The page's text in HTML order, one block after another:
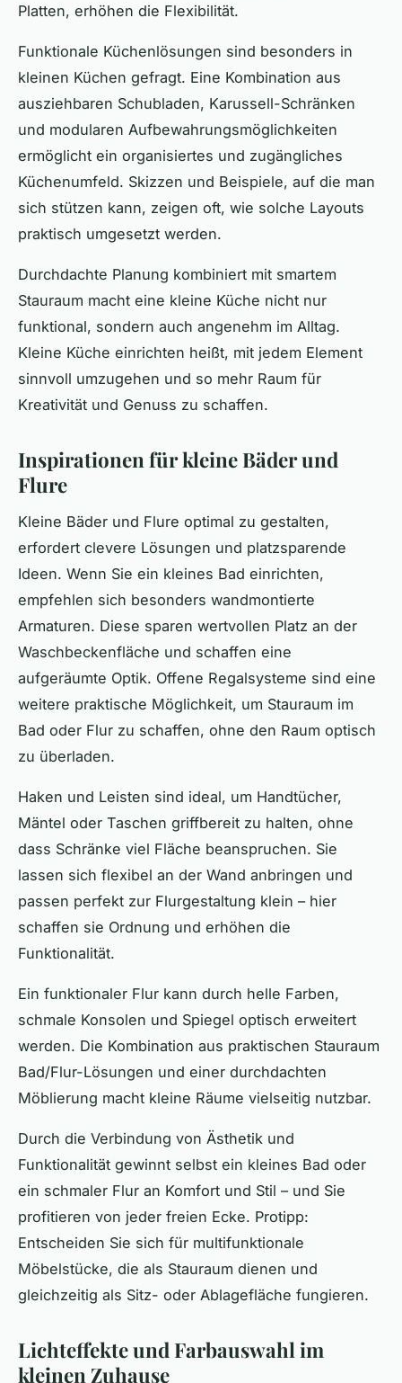
Platten, erhöhen die Flexibilität.
Funktionale Küchenlösungen sind besonders in
kleinen Küchen gefragt. Eine Kombination aus
ausziehbaren Schubladen, Karussell-Schränken
und modularen Aufbewahrungsmöglichkeiten
ermöglicht ein organisiertes und zugängliches
Küchenumfeld. Skizzen und Beispiele, auf die man
sich stützen kann, zeigen oft, wie solche Layouts
praktisch umgesetzt werden.
Durchdachte Planung kombiniert mit smartem
Stauraum macht eine kleine Küche nicht nur
funktional, sondern auch angenehm im Alltag.
Kleine Küche einrichten heißt, mit jedem Element
sinnvoll umzugehen und so mehr Raum für
Kreativität und Genuss zu schaffen.
Inspirationen für kleine Bäder und
Flure
Kleine Bäder und Flure optimal zu gestalten,
erfordert clevere Lösungen und platzsparende
Ideen. Wenn Sie ein kleines Bad einrichten,
empfehlen sich besonders wandmontierte
Armaturen. Diese sparen wertvollen Platz an der
Waschbeckenfläche und schaffen eine
aufgeräumte Optik. Offene Regalsysteme sind eine
weitere praktische Möglichkeit, um Stauraum im
Bad oder Flur zu schaffen, ohne den Raum optisch
zu überladen.
Haken und Leisten sind ideal, um Handtücher,
Mäntel oder Taschen griffbereit zu halten, ohne
dass Schränke viel Fläche beanspruchen. Sie
lassen sich flexibel an der Wand anbringen und
passen perfekt zur Flurgestaltung klein – hier
schaffen sie Ordnung und erhöhen die
Funktionalität.
Ein funktionaler Flur kann durch helle Farben,
schmale Konsolen und Spiegel optisch erweitert
werden. Die Kombination aus praktischen Stauraum
Bad/Flur-Lösungen und einer durchdachten
Möblierung macht kleine Räume vielseitig nutzbar.
Durch die Verbindung von Ästhetik und
Funktionalität gewinnt selbst ein kleines Bad oder
ein schmaler Flur an Komfort und Stil – und Sie
profitieren von jeder freien Ecke. Pro­tipp:
Entscheiden Sie sich für multifunktionale
Möbelstücke, die als Stauraum dienen und
gleichzeitig als Sitz- oder Ablagefläche fungieren.
Lichteffekte und Farbauswahl im
kleinen Zuhause